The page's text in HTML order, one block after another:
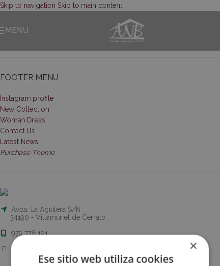
Skip to navigation Skip to main content
MENU
FOOTER MENU
Instagram profile
New Collection
Woman Dress
Contact Us
Latest News
Purchase Theme
Avda. La Aguilera S/N
34190 - Villamuriel de Cerrato
979 776 191
cultura@villamurieldecerrato.es
×
Ese sitio web utiliza cookies